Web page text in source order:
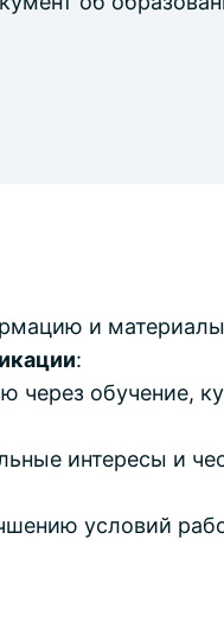
и
:
через обучение,
интересы и
условий